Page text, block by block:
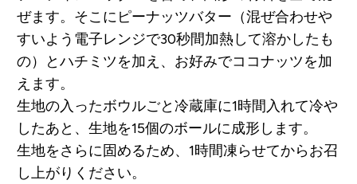
ぜます。そこにピーナッツバター（混ぜ合わせや
すいよう電子レンジで30秒間加熱して溶かしたも
の）とハチミツを加え、お好みでココナッツを加
えます。
生地の入ったボウルごと冷蔵庫に1時間入れて冷や
したあと、生地を15個のボールに成形します。
生地をさらに固めるため、1時間凍らせてからお召
し上がりください。